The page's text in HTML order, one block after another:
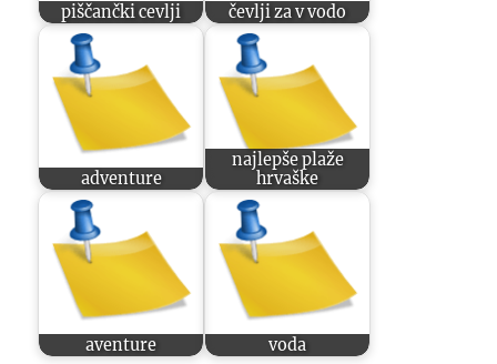
piščančki cevlji čevlji za v vodo
adventure
najlepše plaže
hrvaške
aventure voda